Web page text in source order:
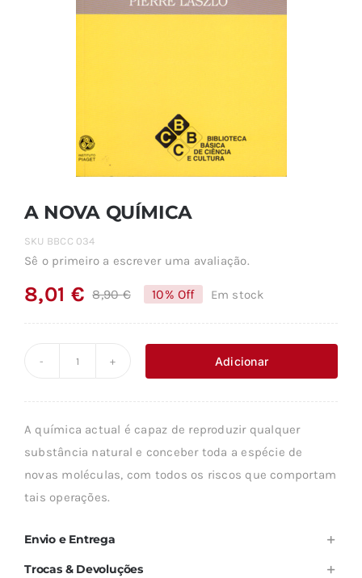
A NOVA QUÍMICA
SKU BBCC 034
Sê o primeiro a escrever uma avaliação.
8,90€O
era:
8,01 €
O
é:
10% Off Em stock
Adicionar
A química actual é capaz de reproduzir qualquer
substância natural e conceber toda a espécie de
novas moléculas, com todos os riscos que comportam
tais operações.
Envio e Entrega
Trocas & Devoluções